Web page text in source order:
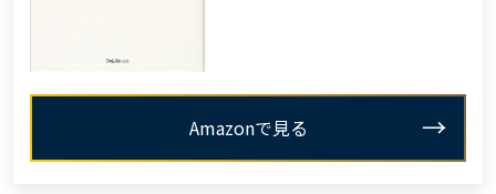
Amazonで見る